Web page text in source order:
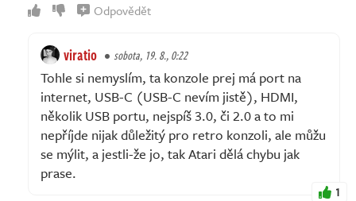
Odpovědět
viratio sobota, 19. 8., 0:22
Tohle si nemyslím, ta konzole prej má port na
internet, USB-C (USB-C nevím jistě), HDMI,
několik USB portu, nejspíš 3.0, či 2.0 a to mi
nepříjde nijak důležitý pro retro konzoli, ale můžu
se mýlit, a jestli-že jo, tak Atari dělá chybu jak
prase.
1